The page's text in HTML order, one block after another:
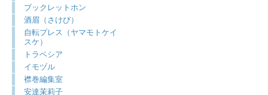
ブックレットホン
酒眉（さけび）
自転プレス（ヤマモトケイ
スケ）
トラベシア
イモヅル
襟巻編集室
安達茉莉子